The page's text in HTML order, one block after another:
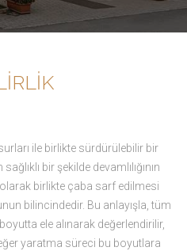
ile birlikte sürdürülebilir bir
bir şekilde devamlılığının
birlikte çaba sarf edilmesi
bilincindedir. Bu anlayışla, tüm
ele alınarak değerlendirilir,
yaratma süreci bu boyutlara